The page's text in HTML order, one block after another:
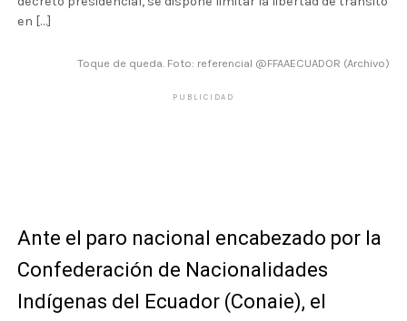
en […]
Toque de queda. Foto: referencial @FFAAECUADOR (Archivo)
PUBLICIDAD
Ante el paro nacional encabezado por la
Confederación de Nacionalidades
Indígenas del Ecuador (Conaie), el